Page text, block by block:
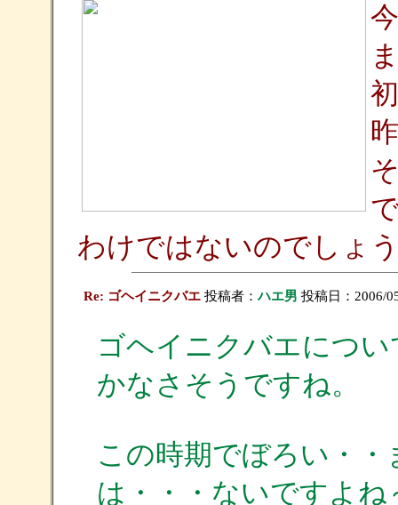
わけではないのでしょ
Re: ゴヘイニクバエ投稿者：ハエ男 投稿日：2006/
ゴヘイニクバエにつ
かなさそうですね。
この時期でぼろい・
は・・・ないですよね